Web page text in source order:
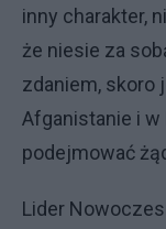
inny charakter,
że niesie za
zdaniem, skoro
Afganistanie i
podejmować
Lider